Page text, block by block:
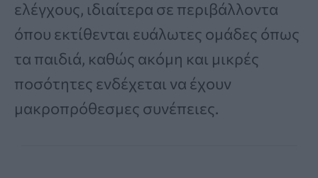
ελέγχους, ιδιαίτερα σε περιβάλλοντα
όπου εκτίθενται ευάλωτες ομάδες όπως
τα παιδιά, καθώς ακόμη και μικρές
ποσότητες ενδέχεται να έχουν
μακροπρόθεσμες συνέπειες.